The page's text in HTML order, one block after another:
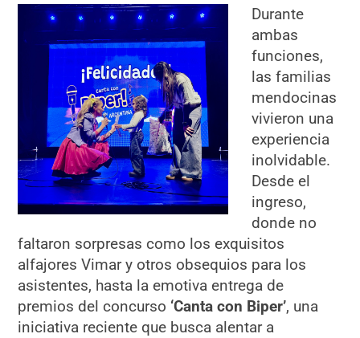
Durante
ambas
funciones,
las familias
mendocinas
vivieron una
experiencia
inolvidable.
Desde el
ingreso,
donde no
faltaron sorpresas como los exquisitos
alfajores Vimar y otros obsequios para los
asistentes, hasta la emotiva entrega de
premios del concurso ‘Canta con Biper’, una
iniciativa reciente que busca alentar a